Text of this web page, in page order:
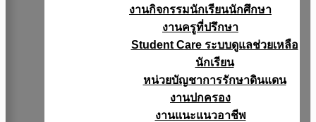
งานกิจกรรมนักเรียนนักศึกษา
งานครูที่ปรึกษา
Student Care ระบบดูแลช่วยเหลือ
นักเรียน
หน่วยบัญชาการรักษาดินแดน
งานปกครอง
งานแนะแนวอาชีพ